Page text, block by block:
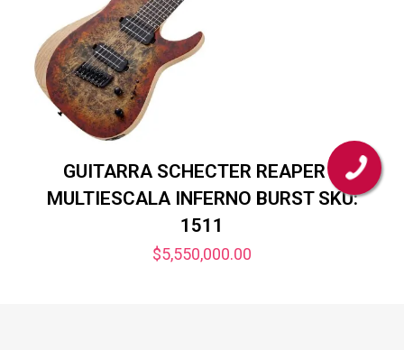
GUITARRA SCHECTER REAPER 7
MULTIESCALA INFERNO BURST SKU:
1511
$5,550,000.00